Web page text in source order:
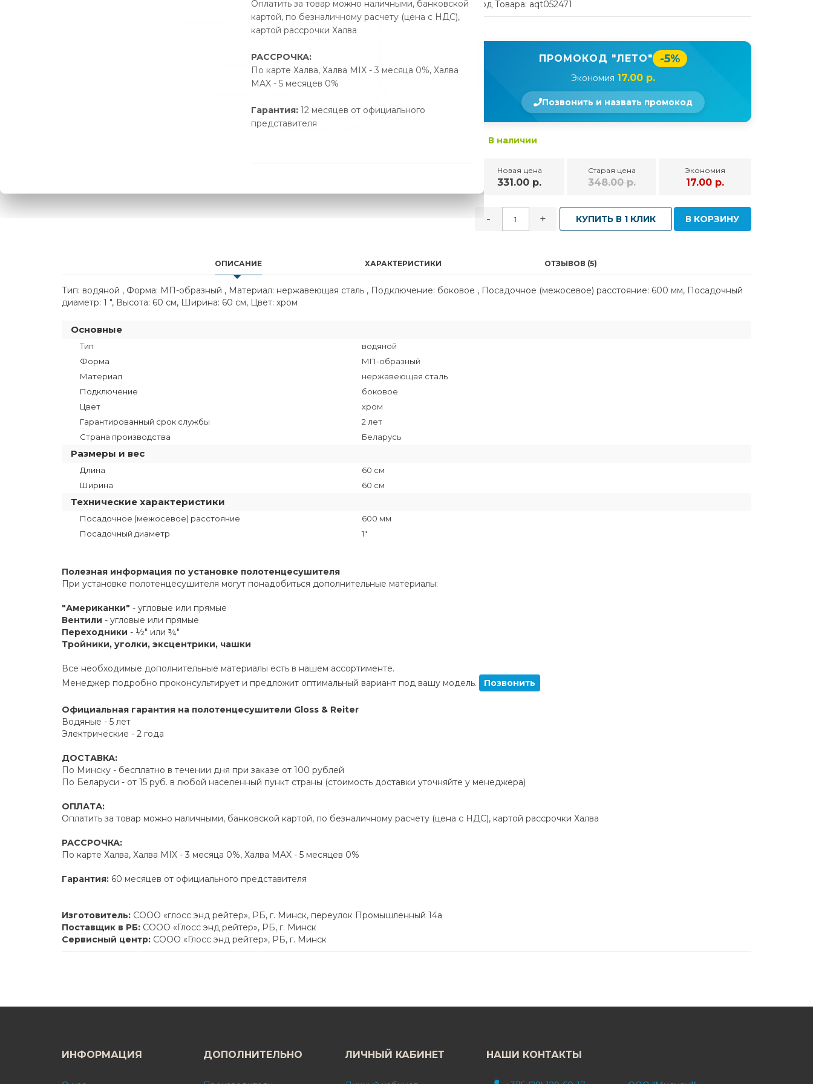
Оплатить за товар можно наличными, банковской
картой, по безналичному расчету (цена с НДС),
картой рассрочки Халва
РАССРОЧКА:
По карте Халва, Халва MIX - 3 месяца 0%, Халва
MAX - 5 месяцев 0%
Гарантия: 12 месяцев от официального
представителя
Код Товара: aqt052471
ПРОМОКОД "ЛЕТО" -5%
Экономия 17.00 р.
Позвонить и назвать промокод
В наличии
Новая цена
331.00 р.
Старая цена
348.00 р.
Экономия
17.00 р.
- + КУПИТЬ В 1 КЛИК В КОРЗИНУ
ОПИСАНИЕ ХАРАКТЕРИСТИКИ ОТЗЫВОВ (5)
Тип: водяной , Форма: МП-образный , Материал: нержавеющая сталь , Подключение: боковое , Посадочное (межосевое) расстояние: 600 мм, Посадочный
диаметр: 1 ", Высота: 60 см, Ширина: 60 см, Цвет: хром
Основные
Тип
водяной
Форма
МП-образный
Материал
нержавеющая сталь
Подключение
боковое
Цвет
хром
Гарантированный срок службы
2 лет
Страна производства
Беларусь
Размеры и вес
Длина
60 см
Ширина
60 см
Технические характеристики
Посадочное (межосевое) расстояние
600 мм
Посадочный диаметр
1"
Полезная информация по установке полотенцесушителя
При установке полотенцесушителя могут понадобиться дополнительные материалы:
"Американки" - угловые или прямые
Вентили - угловые или прямые
Переходники - ½" или ¾"
Тройники, уголки, эксцентрики, чашки
Все необходимые дополнительные материалы есть в нашем ассортименте.
Менеджер подробно проконсультирует и предложит оптимальный вариант под вашу модель.
Позвонить
Официальная гарантия на полотенцесушители Gloss & Reiter
Водяные - 5 лет
Электрические - 2 года
ДОСТАВКА:
По Минску - бесплатно в течении дня при заказе от 100 рублей
По Беларуси - от 15 руб. в любой населенный пункт страны (стоимость доставки уточняйте у менеджера)
ОПЛАТА:
Оплатить за товар можно наличными, банковской картой, по безналичному расчету (цена с НДС), картой рассрочки Халва
РАССРОЧКА:
По карте Халва, Халва MIX - 3 месяца 0%, Халва MAX - 5 месяцев 0%
Гарантия: 60 месяцев от официального представителя
Изготовитель: СООО «глосс энд рейтер», РБ, г. Минск, переулок Промышленный 14а
Поставщик в РБ: СООО «Глосс энд рейтер», РБ, г. Минск
Сервисный центр: СООО «Глосс энд рейтер», РБ, г. Минск
ИНФОРМАЦИЯ ДОПОЛНИТЕЛЬНО ЛИЧНЫЙ КАБИНЕТ НАШИ КОНТАКТЫ